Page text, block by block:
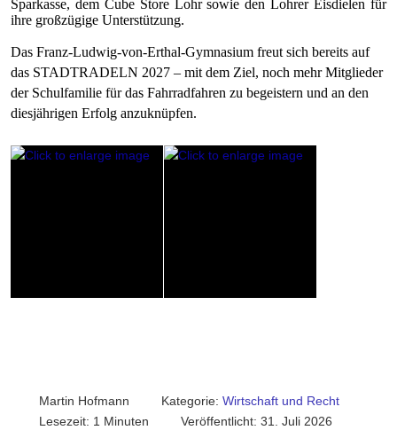
Sparkasse, dem Cube Store Lohrsowie denLohrer Eisdielen für
ihre großzügige Unterstützung.
Das Franz-Ludwig-von-Erthal-Gymnasium freut sich bereits auf
das STADTRADELN 2027 – mit dem Ziel, noch mehr Mitglieder
der Schulfamilie für das Fahrradfahren zu begeistern und an den
diesjährigen Erfolg anzuknüpfen.
Martin Hofmann Kategorie: Wirtschaft und Recht
Lesezeit: 1 Minuten
Veröffentlicht: 31. Juli 2026